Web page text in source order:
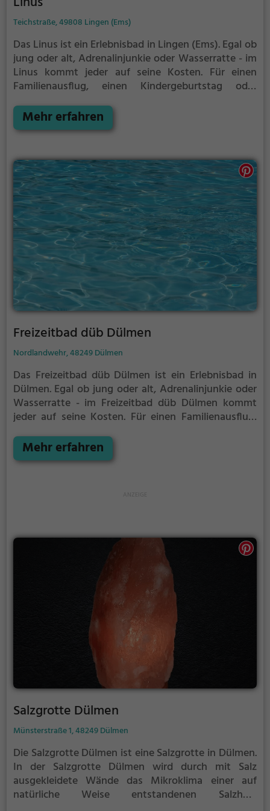
Teichstraße, 49808 Lingen (Ems)
Das Linus ist ein Erlebnisbad in Lingen (Ems).Egal ob
jung oder alt, Adrenalinjunkie oder Wasserratte - im
Linus kommt jeder auf seine Kosten. Für einen
Familienausflug, einen Kindergeburtstag oder
Adresse.
Mehr erfahren
Freizeitbad düb Dülmen
Nordlandwehr, 48249 Dülmen
Das Freizeitbad düb Dülmen ist ein Erlebnisbad in
Dülmen. Egal ob jung oder alt, Adrenalinjunkie oder
Wasserratte - im Freizeitbad düb Dülmen kommt
jeder auf seine Kosten. Für einen Familienausflug,
ist das Freizeitbad düb Dülmen genau die richtige
Adresse.
Mehr erfahren
Salzgrotte Dülmen
Münsterstraße 1, 48249 Dülmen
Die Salzgrotte Dülmen ist eine Salzgrotte in Dülmen.
In der Salzgrotte Dülmen wird durch mit Salz
ausgekleidete Wände das Mikroklima einer auf
natürliche Weise entstandenen Salzhöle